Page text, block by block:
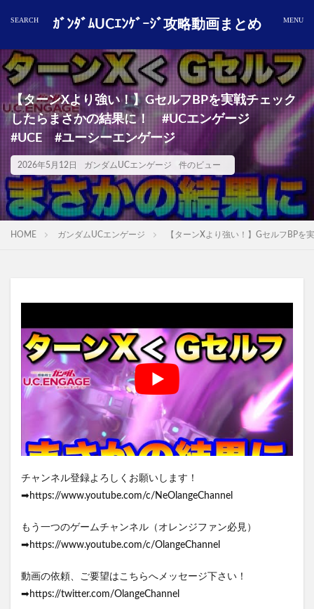
ｶﾞﾝﾀﾞﾑUCｴﾝｹﾞｰｼﾞ攻略動画まとめ
【ターンXより強い！】GセルフBPを実戦チェック
したらまさかの結果に！ #UCエンゲージ
#UCE #ユーシーエンゲージ
2026年5月12日 ガンダムUCエンゲージ 件のビュー
HOME ガンダムUCエンゲージ 【ターンXより強い！】GセルフBP
チャンネル登録よろしくお願いします！
➡https://www.youtube.com/c/NeOlangeChannel
もう一つのゲームチャンネル（オレンジファン必見）
➡https://www.youtube.com/c/OlangeChannel
動画の依頼、ご要望はこちらへメッセージ下さい！
➡https://twitter.com/OlangeChannel